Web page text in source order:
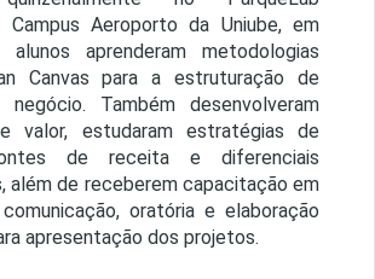
Campus Aeroporto da Uniube, em
alunos aprenderam metodologias
Canvas para a estruturação de
Também desenvolveram
valor, estudaram estratégias de
de receita e diferenciais
além de receberem capacitação em
oratória e elaboração
apresentação dos projetos.